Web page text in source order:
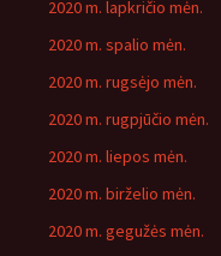
2020 m. lapkričio mėn.
2020 m. spalio mėn.
2020 m. rugsėjo mėn.
2020 m. rugpjūčio mėn.
2020 m. liepos mėn.
2020 m. birželio mėn.
2020 m. gegužės mėn.